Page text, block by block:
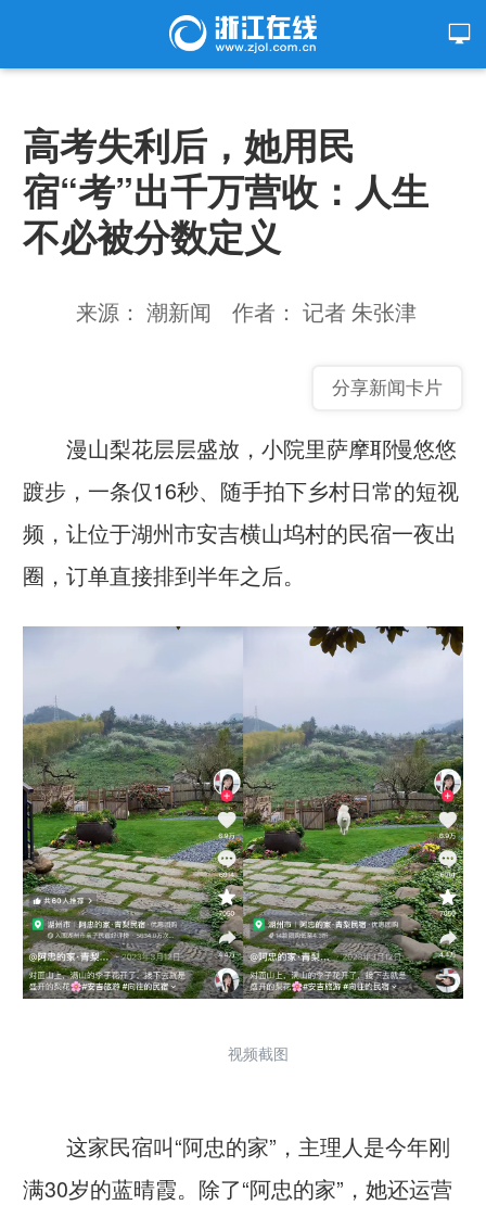
高考失利后，她用民
宿“考”出千万营收：人生
不必被分数定义
来源： 潮新闻 作者： 记者 朱张津
分享新闻卡片
漫山梨花层层盛放，小院里萨摩耶慢悠悠
踱步，一条仅16秒、随手拍下乡村日常的短视
频，让位于湖州市安吉横山坞村的民宿一夜出
圈，订单直接排到半年之后。
视频截图
这家民宿叫“阿忠的家”，主理人是今年刚
满30岁的蓝晴霞。除了“阿忠的家”，她还运营